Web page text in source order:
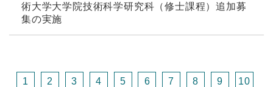
術大学大学院技術科学研究科（修士課程）追加募
集の実施
1 2 3 4 5 6 7 8 9
10